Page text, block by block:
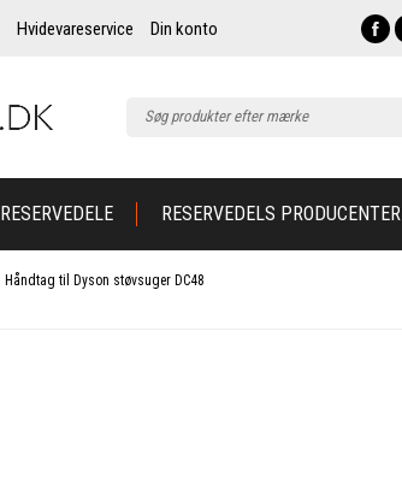
Hvidevareservice Din konto
RESERVEDELE RESERVEDELS PRODUCENTER
Håndtag til Dyson støvsuger DC48